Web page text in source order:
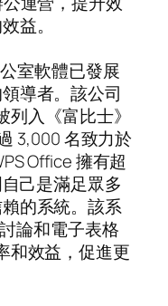
益。
室軟體已發展
導者。該公司
列入《富比士》
3,000 名致力於
Office 擁有超
己是滿足眾多
的系統。該系
論和電子表格
和效益，促進更